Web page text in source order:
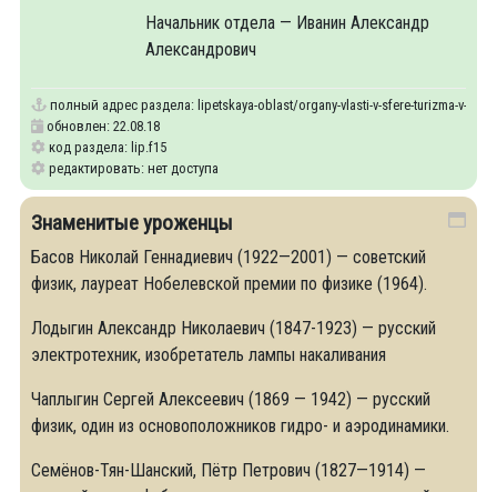
Начальник отдела — Иванин Александр
Александрович
полный адрес раздела: lipetskaya-oblast/organy-vlasti-v-sfere-turizma-v-
обновлен: 22.08.18
код раздела: lip.f15
редактировать: нет доступа
Знаменитые уроженцы
Басов Николай Геннадиевич (1922—2001) — советский
физик, лауреат Нобелевской премии по физике (1964).
Лодыгин Александр Николаевич (1847-1923) — русский
электротехник, изобретатель лампы накаливания
Чаплыгин Сергей Алексеевич (1869 — 1942) — русский
физик, один из основоположников гидро- и аэродинамики.
Семёнов-Тян-Шанский, Пётр Петрович (1827—1914) —